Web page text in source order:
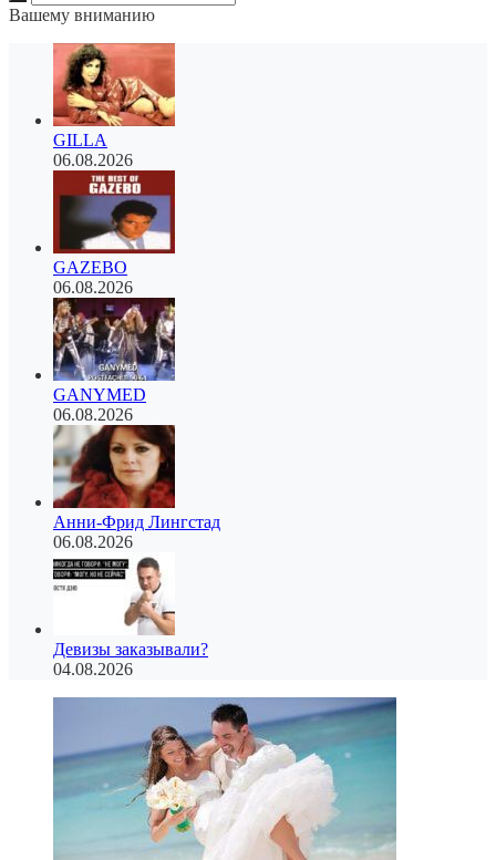
Вашему вниманию
GILLA
06.08.2026
GAZEBO
06.08.2026
GANYMED
06.08.2026
Анни-Фрид Лингстад
06.08.2026
Девизы заказывали?
04.08.2026